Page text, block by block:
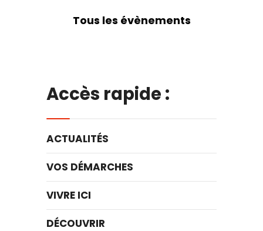
Tous les évènements
Accès rapide :
ACTUALITÉS
VOS DÉMARCHES
VIVRE ICI
DÉCOUVRIR